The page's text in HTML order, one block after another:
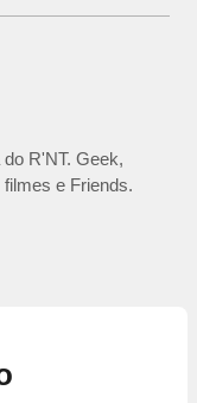
R'NT. Geek,
e Friends.